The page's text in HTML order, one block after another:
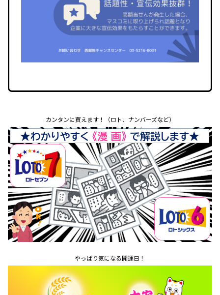
カンタンに買えます！（ロト、ナンバーズなど）
やっぱり気になる開運日！